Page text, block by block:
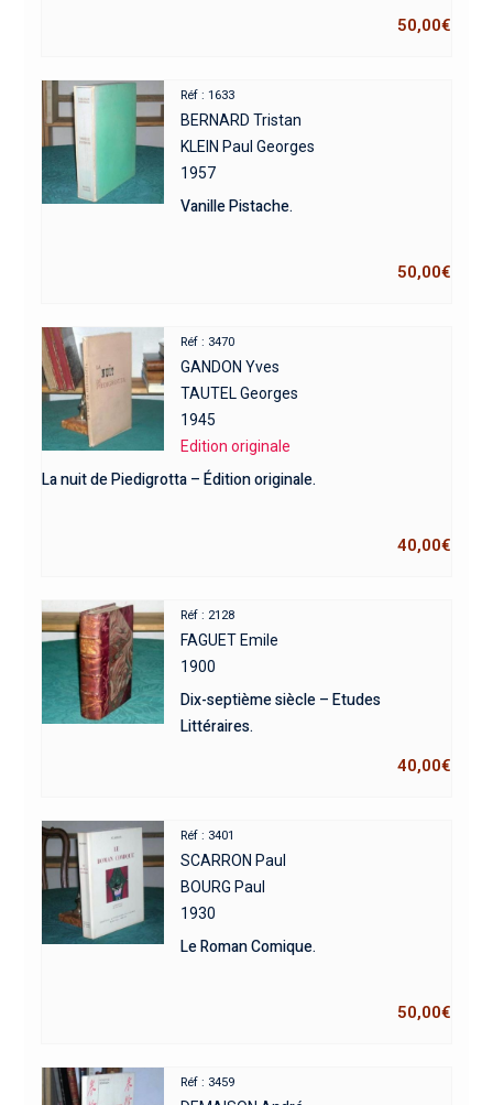
50,00€
Réf : 1633
BERNARD Tristan
KLEIN Paul Georges
1957
Vanille Pistache.
50,00€
Réf : 3470
GANDON Yves
TAUTEL Georges
1945
Edition originale
La nuit de Piedigrotta – Édition originale.
40,00€
Réf : 2128
FAGUET Emile
1900
Dix-septième siècle – Etudes
Littéraires.
40,00€
Réf : 3401
SCARRON Paul
BOURG Paul
1930
Le Roman Comique.
50,00€
Réf : 3459